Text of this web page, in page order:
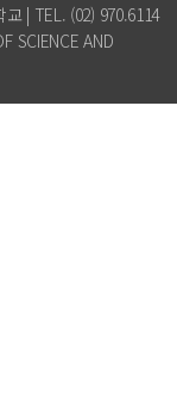
| TEL. (02) 970.6114
SCIENCE AND